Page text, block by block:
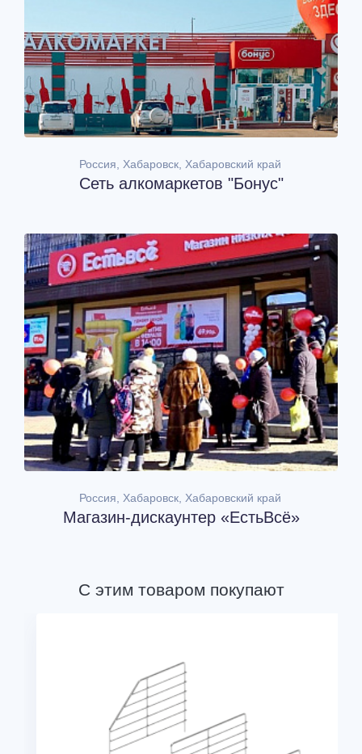
Россия, Хабаровск, Хабаровский край
Сеть алкомаркетов "Бонус"
Россия, Хабаровск, Хабаровский край
Магазин-дискаунтер «ЕстьВсё»
С этим товаром покупают